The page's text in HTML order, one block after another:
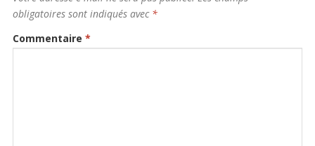
obligatoires sont indiqués avec *
Commentaire *